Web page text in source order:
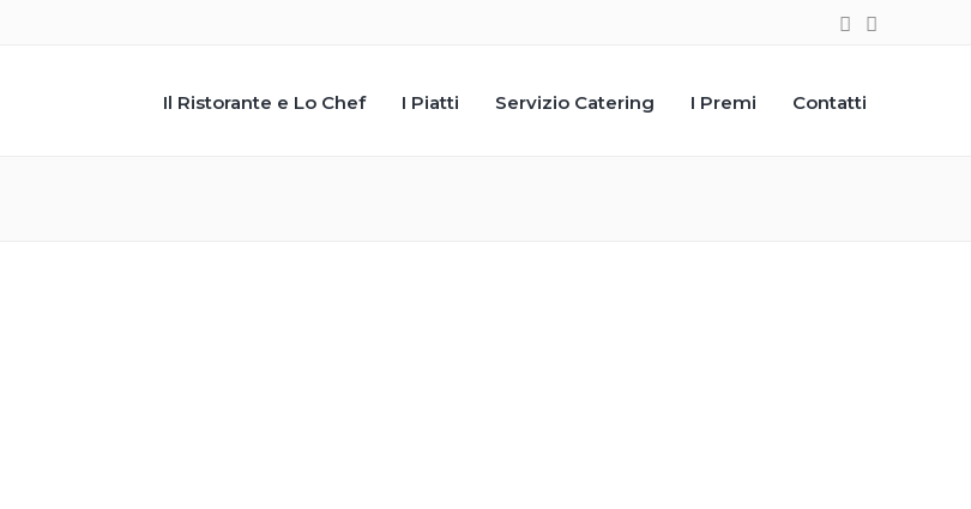
Il Ristorante e Lo Chef I Piatti Servizio Catering I Premi Contatti